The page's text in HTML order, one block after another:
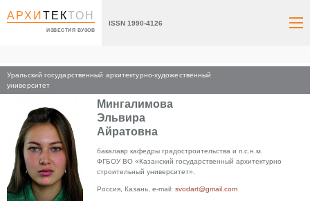
АРХИТЕКТОН
ИЗВЕСТИЯ ВУЗОВ
ISSN 1990-4126
Уральский государственный архитектурно-художественный
университет
Главная
Мингалимова
Эльвира
Айратовна
бакалавр кафедры градостроительства и п.с.н.м.
ФГБОУ ВО «Казанский государственный архитектурно
строительный университет».
Россия, Казань, e-mail: svodart@gmail.com